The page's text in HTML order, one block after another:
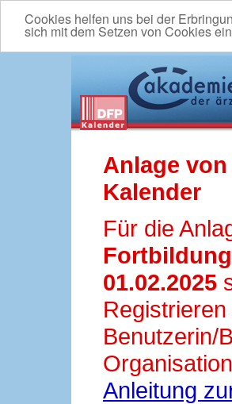
Cookies helfen uns bei der
sich mit dem Setzen von Cookies
Anlage
Kalender
Für die
01.02.2025
Benutzerin/
Anleitung